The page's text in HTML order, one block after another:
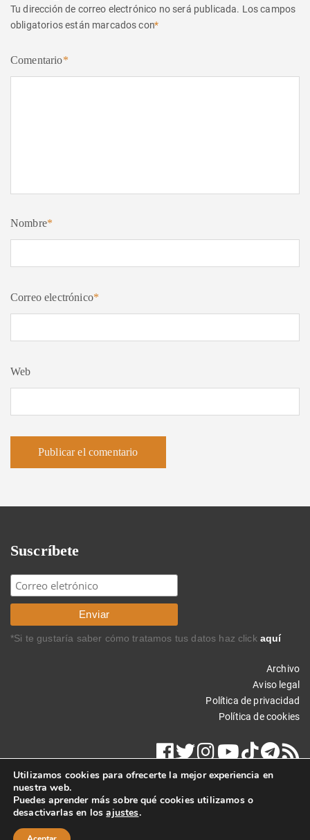
Tu dirección de correo electrónico no será publicada. Los campos
obligatorios están marcados con*
Comentario*
Nombre*
Correo electrónico*
Web
Suscríbete
*Si te gustaría saber cómo tratamos tus datos haz click aquí
Archivo
Aviso legal
Política de privacidad
Política de cookies
Copyright © 2017 Carlos Rodríguez Braun. Todos los derechos
reservados.
Utilizamos cookies para ofrecerte la mejor experiencia en
nuestra web.
Puedes aprender más sobre qué cookies utilizamos o
desactivarlas en losajustes.